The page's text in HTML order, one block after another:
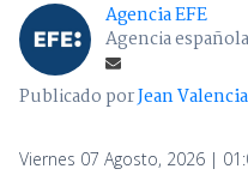
Agencia EFE
Agencia
Publicado porJean Valencia
Viernes 07 Agosto, 2026 |